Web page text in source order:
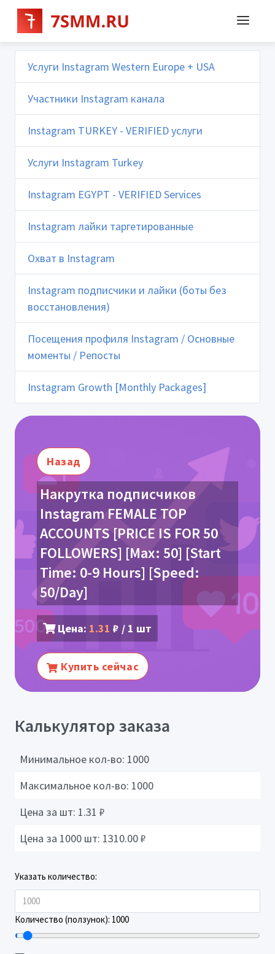
Услуги Instagram Western Europe + USA
Участники Instagram канала
Instagram TURKEY - VERIFIED услуги
Услуги Instagram Turkey
Instagram EGYPT - VERIFIED Services
Instagram лайки таргетированные
Охват в Instagram
Instagram подписчики и лайки (боты без
восстановления)
Посещения профиля Instagram / Основные
моменты / Репосты
Instagram Growth [Monthly Packages]
Назад
Накрутка подписчиков
Instagram FEMALE TOP
ACCOUNTS [PRICE IS FOR 50
FOLLOWERS] [Max: 50] [Start
Time: 0-9 Hours] [Speed:
50/Day]
Цена: 1.31 ₽ / 1 шт
Купить сейчас
Калькулятор заказа
Минимальное кол-во: 1000
Максимальное кол-во: 1000
Цена за шт: 1.31 ₽
Цена за 1000 шт: 1310.00₽
Указать количество:
Количество (ползунок): 1000